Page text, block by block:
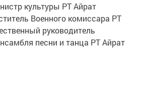
культуры РТ Айрат
Военного комиссара РТ
руководитель
песни и танца РТ Айрат